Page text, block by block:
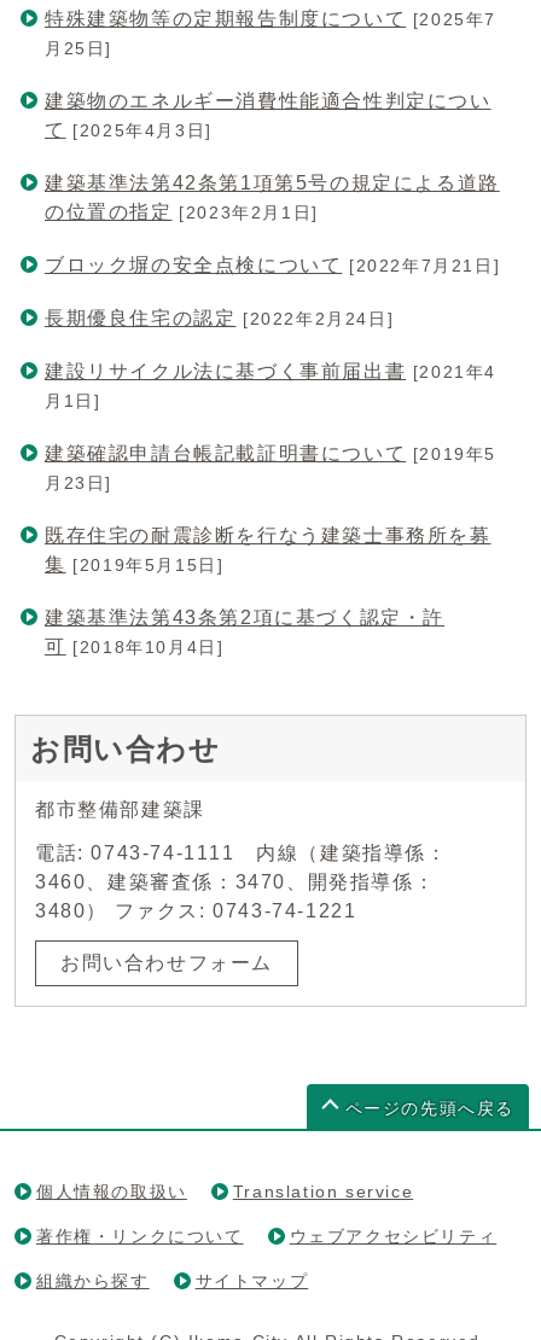
特殊建築物等の定期報告制度について
[2025年7
月25日]
建築物のエネルギー消費性能適合性判定につい
て
[2025年4月3日]
建築基準法第42条第1項第5号の規定による道路
の位置の指定 [2023年2月1日]
ブロック塀の安全点検について [2022年7月21日]
長期優良住宅の認定 [2022年2月24日]
建設リサイクル法に基づく事前届出書 [2021年4
月1日]
建築確認申請台帳記載証明書について
[2019年5
月23日]
既存住宅の耐震診断を行なう建築士事務所を募
集 [2019年5月15日]
建築基準法第43条第2項に基づく認定・許
可 [2018年10月4日]
お問い合わせ
都市整備部建築課
電話: 0743-74-1111 内線（建築指導係：
3460、建築審査係：3470、開発指導係：
3480） ファクス: 0743-74-1221
お問い合わせフォーム
ページの先頭へ戻る
個人情報の取扱い Translation service
著作権・リンクについて ウェブアクセシビリティ
組織から探す サイトマップ